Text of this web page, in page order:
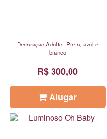
Decoração Adulto- Preto, azul e
branco
R$ 300,00
Alugar